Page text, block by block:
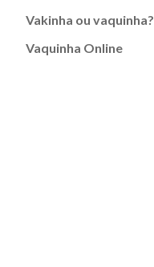
Vakinha ou vaquinha?
Vaquinha Online